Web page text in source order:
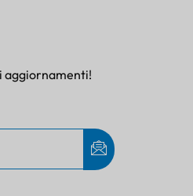
aggiornamenti!